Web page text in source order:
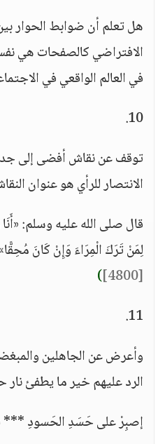
هل تعلم أن ضوابط الحوار
الافتراضي كالصفحات هي
في العالم الواقعي في
10.
توقف عن نقاش أفضى إلى
الانتصار للرأي هو عنوان
قال صلى الله عليه وسلم:
لِمَنْ تَرَكَ الْمِرَاءَ وَإِنْ كَانَ
[4800]
)
11.
وأعرض عن الجاهلين
الرد عليهم خير ما يطفئ
إصبِرْ على حَسَدِ الحَسودِ ***